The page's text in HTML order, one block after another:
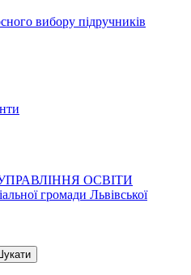
вибору підручників
громади Львівської області